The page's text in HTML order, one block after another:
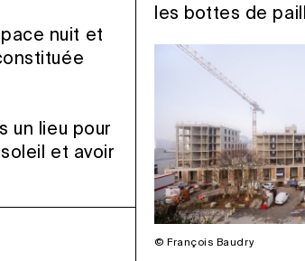
nuit et
un lieu pour
et avoir
les bottes de
© François Baudry